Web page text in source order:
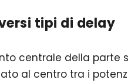
tipi di delay
centrale della
al centro tra i